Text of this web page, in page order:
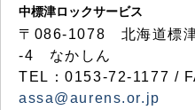
中標津ロックサービス
〒086-1078 北海道標
-4 なかしん
TEL：0153-72-1177 /
assa@aurens.or.jp